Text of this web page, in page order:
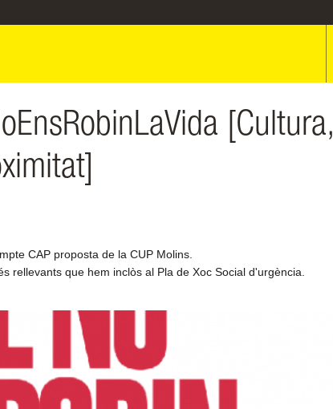
[Cultura,
CAP proposta de la CUP Molins.
rellevants que hem inclòs al Pla de Xoc Social d'urgència.